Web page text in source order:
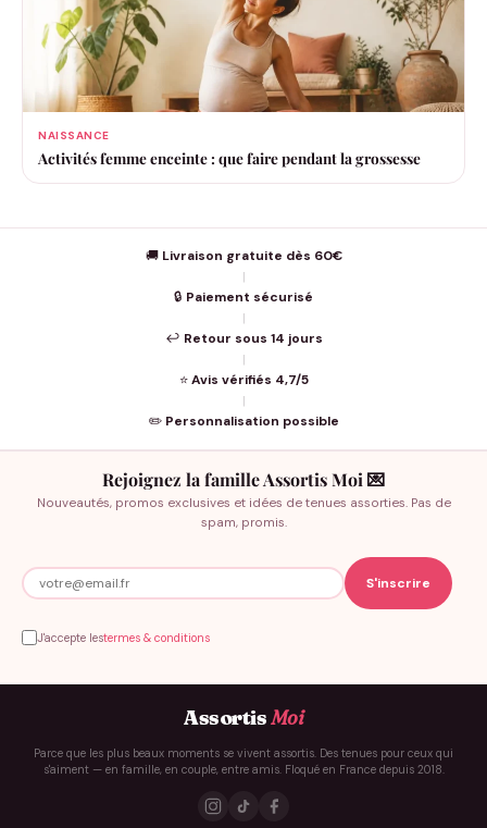
NAISSANCE
Activités femme enceinte : que faire pendant la grossesse
🚚 Livraison gratuite dès 60€
|
🔒 Paiement sécurisé
|
↩️ Retour sous 14 jours
|
⭐Avis vérifiés 4,7/5
|
✏️ Personnalisation possible
Rejoignez la famille Assortis Moi 💌
Nouveautés, promos exclusives et idées de tenues assorties. Pas de
spam, promis.
J'accepte lestermes & conditions
AssortisMoi
Parce que les plus beaux moments se vivent assortis. Des tenues pour ceux qui
s'aiment — en famille, en couple, entre amis. Floqué en France depuis 2018.